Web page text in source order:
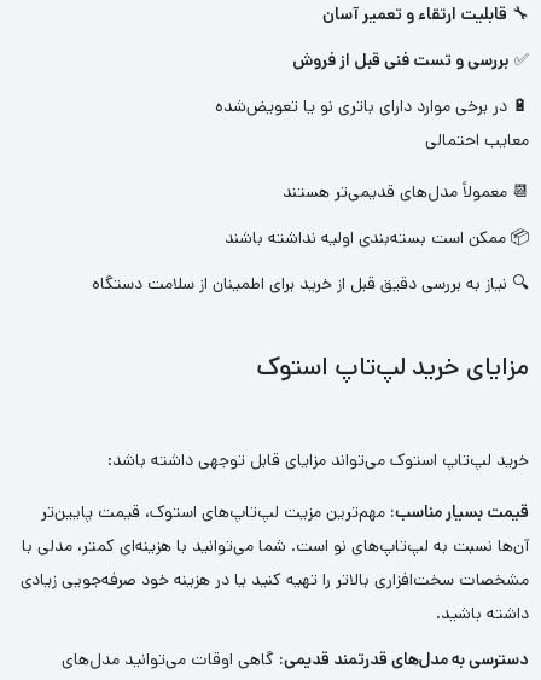
🔧 قابلیت ارتقاء و تعمیر آسان
✅ بررسی و تست فنی قبل از فروش
🔋 در برخی موارد دارای باتری نو یا تعویض‌شده
معایب احتمالی
📆 معمولاً مدل‌های قدیمی‌تر هستند
📦 ممکن است بسته‌بندی اولیه نداشته باشند
🔍 نیاز به بررسی دقیق قبل از خرید برای اطمینان از سلامت دستگاه
مزایای خرید لپ‌تاپ استوک
خرید لپ‌تاپ استوک می‌تواند مزایای قابل توجهی داشته باشد:
قیمت بسیار مناسب: مهم‌ترین مزیت لپ‌تاپ‌های استوک، قیمت پایین‌تر
آن‌ها نسبت به لپ‌تاپ‌های نو است. شما می‌توانید با هزینه‌ای کمتر، مدلی با
مشخصات سخت‌افزاری بالاتر را تهیه کنید یا در هزینه خود صرفه‌جویی زیادی
داشته باشید.
دسترسی به مدل‌های قدرتمند قدیمی: گاهی اوقات می‌توانید مدل‌های